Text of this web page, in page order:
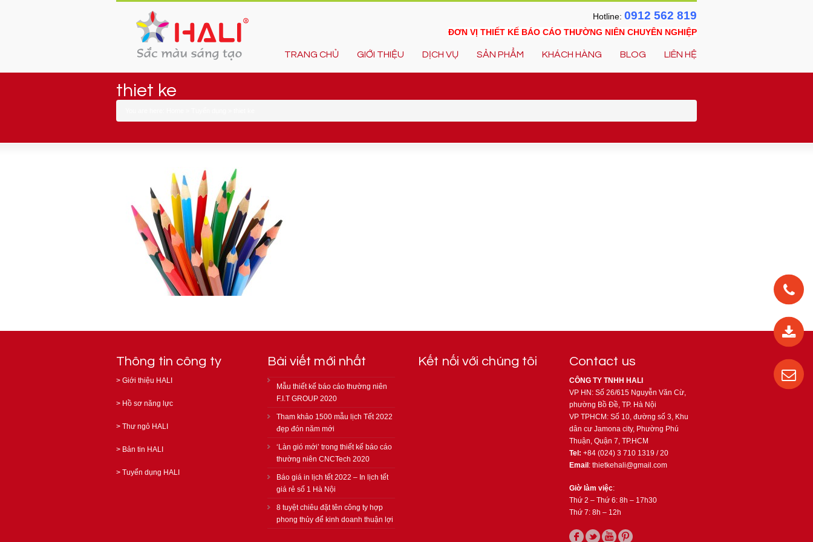
Hotline: 0912 562 819
ĐƠN VỊ THIẾT KẾ BÁO CÁO THƯỜNG NIÊN CHUYÊN NGHIỆP
TRANG CHỦ GIỚI THIỆU DỊCH VỤ SẢN PHẨM KHÁCH HÀNG BLOG LIÊN HỆ
thiet ke
Thông tin công ty
> Giới thiệu HALI
> Hồ sơ năng lực
> Thư ngỏ HALI
> Bản tin HALI
> Tuyển dụng HALI
Bài viết mới nhất
Mẫu thiết kế báo cáo thường niên
F.I.T GROUP 2020
Tham khảo 1500 mẫu lịch Tết 2022
đẹp đón năm mới
‘Làn gió mới’ trong thiết kế báo cáo
thường niên CNCTech 2020
Báo giá in lịch tết 2022 – In lịch tết
giá rẻ số 1 Hà Nội
8 tuyệt chiêu đặt tên công ty hợp
phong thủy để kinh doanh thuận lợi
Kết nối với chúng tôi Contact us
CÔNG TY TNHH HALI
VP HN: Số 26/615 Nguyễn Văn Cừ,
phường Bồ Đề, TP. Hà Nội
VP TPHCM: Số 10, đường số 3, Khu
dân cư Jamona city, Phường Phú
Thuận, Quận 7, TP.HCM
Tel: +84 (024) 3 710 1319 / 20
Email : thietkehali@gmail.com
Giờ làm việc:
Thứ 2 – Thứ 6: 8h – 17h30
Thứ 7: 8h – 12h